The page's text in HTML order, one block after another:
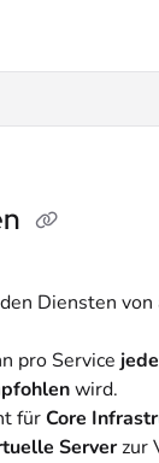
https://
Diensten
pro Service
wird.
fürCore
Serverzur